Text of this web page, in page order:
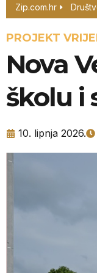
Zip.com.hr
PROJEKT
Nova
školu i
10. lipnja 2026.